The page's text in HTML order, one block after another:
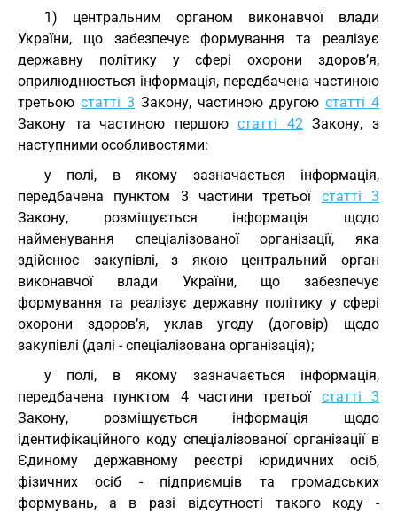
1) центральним органом виконавчої влади
України, що забезпечує формування та реалізує
державну політику у сфері охорони здоров’я,
оприлюднюється інформація, передбачена частиною
третьою статті 3 Закону, частиною другою статті 4
Закону та частиною першоюстатті 42Закону, з
наступними особливостями:
у полі, в якому зазначається інформація,
передбачена пунктом 3 частини третьої статті 3
Закону, розміщується інформація щодо
найменування спеціалізованої організації, яка
здійснює закупівлі, з якою центральний орган
виконавчої влади України, що забезпечує
формування та реалізує державну політику у сфері
охорони здоров’я, уклав угоду (договір) щодо
закупівлі (далі - спеціалізована організація);
у полі, в якому зазначається інформація,
передбачена пунктом 4 частини третьої статті 3
Закону, розміщується інформація щодо
ідентифікаційного коду спеціалізованої організації в
Єдиному державному реєстрі юридичних осіб,
фізичних осіб - підприємців та громадських
формувань, а в разі відсутності такого коду -